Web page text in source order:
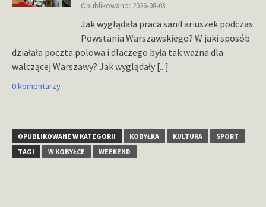
Opublikowano: 2026-08-03
Jak wyglądała praca sanitariuszek podczas
Powstania Warszawskiego? W jaki sposób
działała poczta polowa i dlaczego była tak ważna dla
walczącej Warszawy? Jak wyglądały [...]
0 komentarzy
OPUBLIKOWANE W KATEGORII KOBYŁKA KULTURA
SPORT
TAGI
W KOBYŁCE WEEKEND